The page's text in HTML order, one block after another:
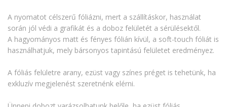
A nyomatot célszerű fóliázni, mert a szállításkor, használat
során jól védi a grafikát és a doboz felületét a sérülésektől.
A hagyományos matt és fényes fólián kívül, a soft-touch fóliát is
használhatjuk, mely bársonyos tapintású felületet eredményez.
A fóliás felületre arany, ezüst vagy színes préget is tehetünk, ha
exkluzív megjelenést szeretnénk elérni.